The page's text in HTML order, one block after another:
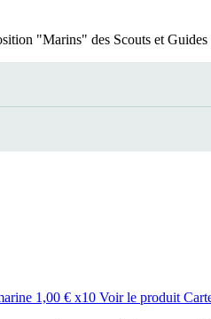
"Marins" des Scouts et Guides
1,00 € x10 Voir le produit